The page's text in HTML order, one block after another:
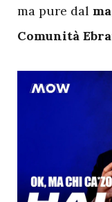
ma pure dal
Comunità